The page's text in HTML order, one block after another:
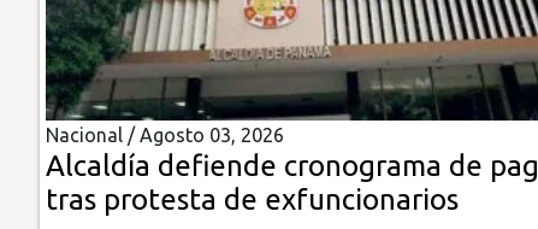
Mundo
Insólitas
Multimedia
Impreso
Nacional /Agosto 03, 2026
Alcaldía defiende cronograma de
tras protesta de exfuncionarios